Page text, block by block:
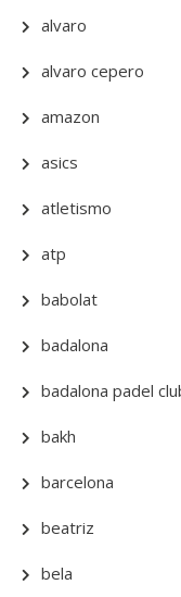
alvaro
alvaro cepero
amazon
asics
atletismo
atp
babolat
badalona
badalona padel
bakh
barcelona
beatriz
bela